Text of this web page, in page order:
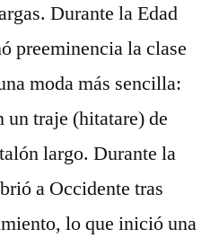
Durante la Edad
preeminencia la clase
moda más sencilla:
un traje (hitatare) de
largo. Durante la
a Occidente tras
lo que inició una